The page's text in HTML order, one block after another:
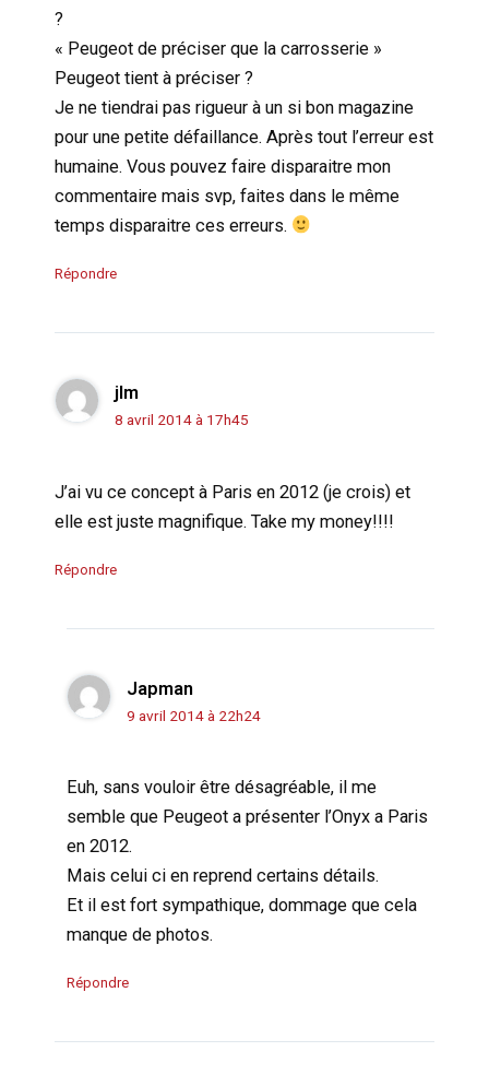
?
« Peugeot de préciser que la carrosserie »
Peugeot tient à préciser ?
Je ne tiendrai pas rigueur à un si bon magazine
pour une petite défaillance. Après tout l’erreur est
humaine. Vous pouvez faire disparaitre mon
commentaire mais svp, faites dans le même
temps disparaitre ces erreurs.
Répondre
jlm
8 avril 2014 à 17h45
J’ai vu ce concept à Paris en 2012 (je crois) et
elle est juste magnifique. Take my money!!!!
Répondre
Japman
9 avril 2014 à 22h24
Euh, sans vouloir être désagréable, il me
semble que Peugeot a présenter l’Onyx a Paris
en 2012.
Mais celui ci en reprend certains détails.
Et il est fort sympathique, dommage que cela
manque de photos.
Répondre